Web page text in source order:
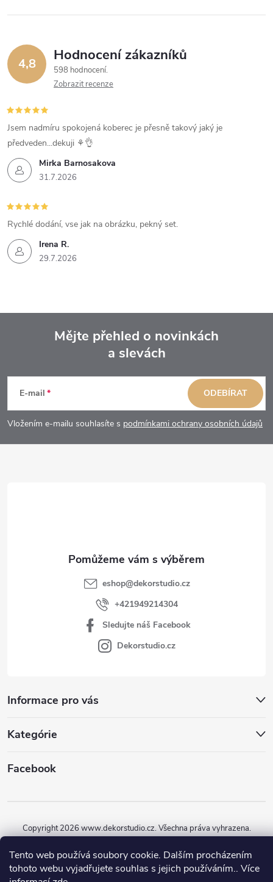
Tento web používá soubory cookie. Dalším procházením
tohoto webu vyjadřujete souhlas s jejich používáním.. Více
4,8 Hodnocení zákazníků
598 hodnocení
Zobrazit recenze
Mirka Barnosakova
31.7.2026
Jsem nadmíru spokojená koberec je přesně takový jaký je
předveden...dekuji ⚘️👌
Irena R.
29.7.2026
Rychlé dodání, vse jak na obrázku, pekný set.
p
a
Mějte přehled o novinkách
a slevách
E-mail
Vložením e-mailu souhlasíte s podmínkami ochrany osobních údajů
ODEBÍRAT
Informace pro vás
Kategórie
Facebook
eshop@dekorstudio.cz
+421949214304
Sledujte náš Facebook
Dekorstudio.cz
Vytvořil Shoptet
Copyright 2026www.dekorstudio.cz. Všechna práva vyhrazena.